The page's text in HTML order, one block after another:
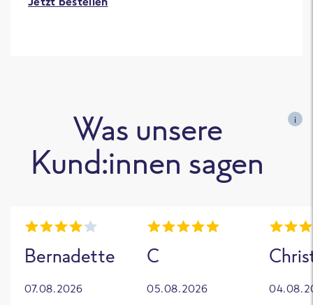
Was unsere
Kund:innen sagen
i
Bernadette
07.08.2026
C
05.08.2026